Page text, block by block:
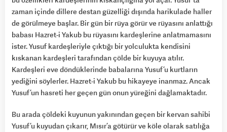
zaman içinde dillere destan güzelliği dışında harikulade haller
de görülmeye başlar. Bir gün bir rüya görür ve rüyasını anlattığı
babası Hazret-i Yakub bu rüyasını kardeşlerine anlatmamasını
ister. Yusuf kardeşleriyle çıktığı bir yolculukta kendisini
kıskanan kardeşleri tarafından çölde bir kuyuya atılır.
Kardeşleri eve döndüklerinde babalarına Yusuf’u kurtların
yediğini söylerler. Hazret-i Yakub bu hikayeye inanmaz. Ancak
Yusuf’un hasreti her geçen gün onun yüreğini dağlamaktadır.
Bu arada çöldeki kuyunun yakınından geçen bir kervan sahibi
Yusuf’u kuyudan çıkarır, Mısır’a götürür ve köle olarak satılığa